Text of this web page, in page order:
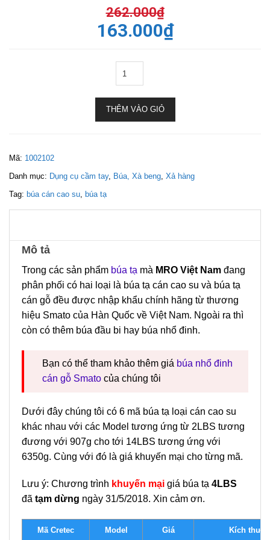
262.000₫
163.000₫
THÊM VÀO GIỎ
Mã: 1002102
Danh mục: Dụng cụ cầm tay, Búa, Xà beng, Xả hàng
Tag: búa cán cao su, búa tạ
Mô tả
Trong các sản phẩm búa tạ mà MRO Việt Nam đang
phân phối có hai loại là búa tạ cán cao su và búa tạ
cán gỗ đều được nhập khẩu chính hãng từ thương
hiệu Smato của Hàn Quốc về Việt Nam. Ngoài ra thì
còn có thêm búa đầu bi hay búa nhổ đinh.
Bạn có thể tham khảo thêm giá búa nhổ đinh
cán gỗ Smato của chúng tôi
Dưới đây chúng tôi có 6 mã búa tạ loại cán cao su
khác nhau với các Model tương ứng từ 2LBS tương
đương với 907g cho tới 14LBS tương ứng với
6350g. Cùng với đó là giá khuyến mại cho từng mã.
Lưu ý: Chương trình khuyến mại giá búa tạ 4LBS
đã tạm dừng ngày 31/5/2018. Xin cảm ơn.
Mã Cretec Model Giá Kích thước